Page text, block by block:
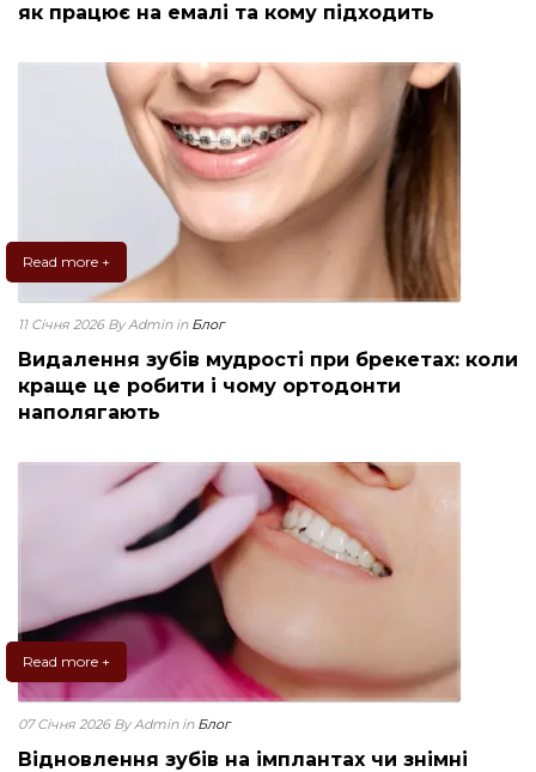
як працює на емалі та кому підходить
Read more +
11 Січня 2026 By Admin in Блог
Видалення зубів мудрості при брекетах: коли
краще це робити і чому ортодонти
наполягають
Read more +
07 Січня 2026 By Admin in Блог
Відновлення зубів на імплантах чи знімні